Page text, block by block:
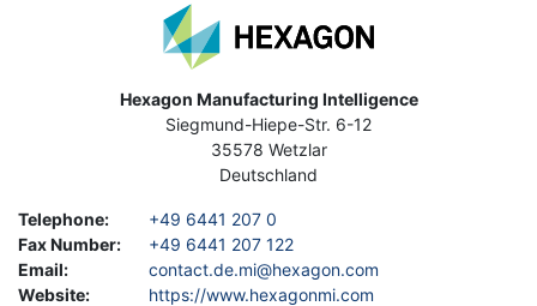
Hexagon Manufacturing Intelligence
Siegmund-Hiepe-Str. 6-12
35578 Wetzlar
Deutschland
Telephone:
+49 6441 207 0
Fax Number:
+49 6441 207 122
Email:
contact.de.mi@hexagon.com
Website: https://www.hexagonmi.com